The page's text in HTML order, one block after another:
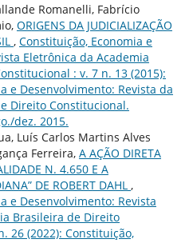
Romanelli, Fabrício
ORIGENS DA JUDICIALIZAÇÃO
, Constituição, Economia e
Eletrônica da Academia
: v. 7 n. 13 (2015):
e Desenvolvimento: Revista da
Direito Constitucional.
dez. 2015.
Luís Carlos Martins Alves
Ferreira, A AÇÃO DIRETA
N. 4.650 E A
DE ROBERT DAHL ,
e Desenvolvimento: Revista
Brasileira de Direito
26 (2022): Constituição,